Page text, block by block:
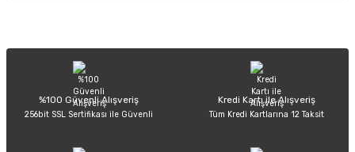
Ürün açıklamasında eksik bilgiler bulunuyor.
Ürün bilgilerinde hatalar bulunuyor.
Ürün fiyatı diğer sitelerden daha pahalı.
Sitemize ilk yorumu siz yapın!
%100 Güvenli Alışveriş
256bit SSL Sertifikası ile Güvenli
Kredi Kartı ile Alışveriş
Tüm Kredi Kartlarına 12 Taksit